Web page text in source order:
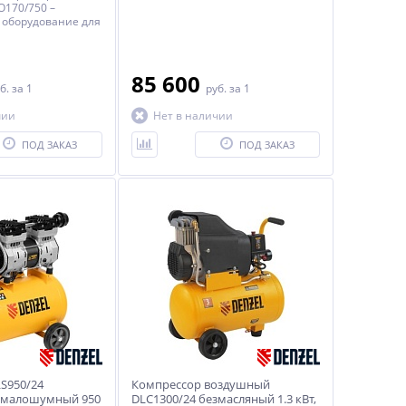
750 –
для
за 1
ПОД ЗАКАЗ
85 600 руб. за 1
Нет в наличии
ПОД ЗАКАЗ
24
950
Компрессор воздушный
DLC1300/24 безмасляный 1.3 кВт,